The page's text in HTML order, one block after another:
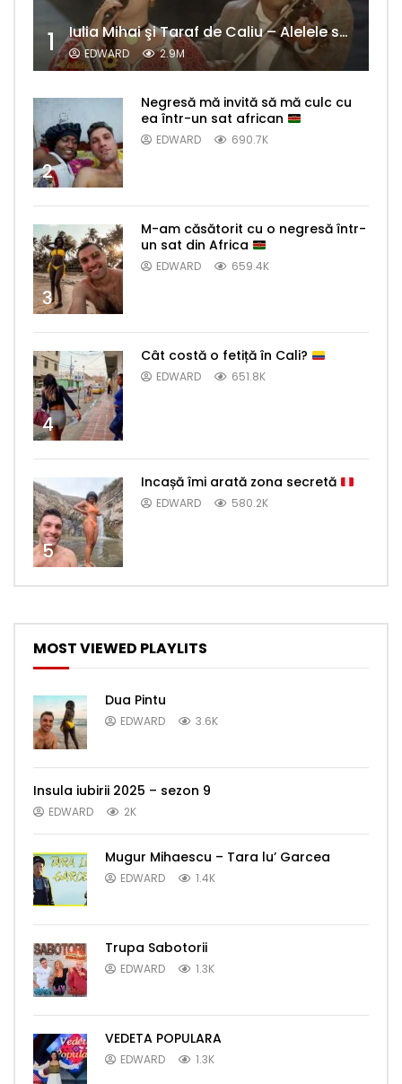
1 Iulia Mihai şi Taraf de Caliu – Alelele sălcioară (@#VedetaPopulară)
EDWARD 2.9M
2
Negresă mă invită să mă culc cu
ea într-un sat african
EDWARD 690.7K
3
M-am căsătorit cu o negresă într-
un sat din Africa
EDWARD 659.4K
4
Cât costă o fetiță în Cali?
EDWARD 651.8K
5
Incașă îmi arată zona secretă
EDWARD 580.2K
MOST VIEWED PLAYLITS
Dua Pintu
EDWARD 3.6K
Insula iubirii 2025 – sezon 9
EDWARD 2K
Mugur Mihaescu – Tara lu’ Garcea
EDWARD 1.4K
Trupa Sabotorii
EDWARD 1.3K
VEDETA POPULARA
EDWARD 1.3K